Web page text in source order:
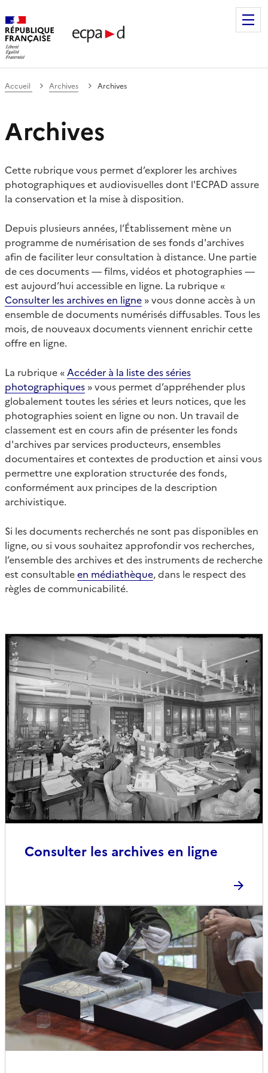
de communication et de production
Accueil Archives Archives
Archives
Cette rubrique vous permet d’explorer les archives
photographiques et audiovisuelles dont l'ECPAD assure
la conservation et la mise à disposition.
Depuis plusieurs années, l’Établissement mène un
programme de numérisation de ses fonds d'archives
afin de faciliter leur consultation à distance. Une partie
de ces documents — films, vidéos et photographies —
est aujourd’hui accessible en ligne. La rubrique «
Consulter les archives en ligne » vous donne accès à un
ensemble de documents numérisés diffusables. Tous les
mois, de nouveaux documents viennent enrichir cette
offre en ligne.
La rubrique « Accéder à la liste des séries
photographiques » vous permet d’appréhender plus
globalement toutes les séries et leurs notices, que les
photographies soient en ligne ou non. Un travail de
classement est en cours afin de présenter les fonds
d'archives par services producteurs, ensembles
documentaires et contextes de production et ainsi vous
permettre une exploration structurée des fonds,
conformément aux principes de la description
archivistique.
Si les documents recherchés ne sont pas disponibles en
ligne, ou si vous souhaitez approfondir vos recherches,
l’ensemble des archives et des instruments de recherche
est consultableen médiathèque, dans le respect des
règles de communicabilité.
Consulter les archives en ligne